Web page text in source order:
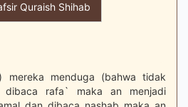
Quraish Shihab
mereka menduga (bahwa tidak
dibaca rafa` maka an menjadi